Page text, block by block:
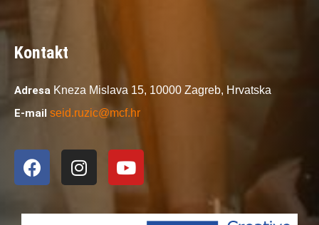
Kontakt
Adresa Kneza Mislava 15, 10000 Zagreb, Hrvatska
E-mail seid.ruzic@mcf.hr